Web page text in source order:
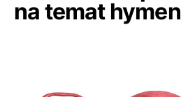
na temat